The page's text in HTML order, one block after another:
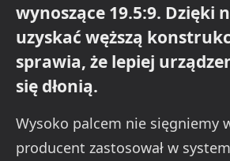
wynoszące 19.5:9. Dzięki
uzyskać węższą
sprawia, że lepiej
się dłonią.
Wysoko palcem nie sięgniemy
producent zastosował w